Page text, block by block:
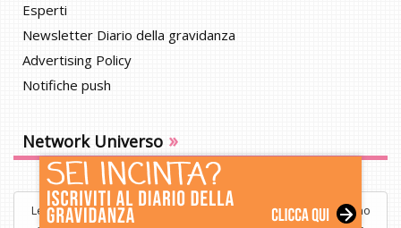
Esperti
Newsletter Diario della gravidanza
Advertising Policy
Notifiche push
Network Universo »
Le informazioni contenute nel sito BimbiSanieBelli.it hanno uno